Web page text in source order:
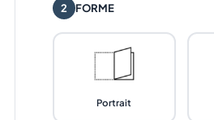
2 FORME
Portrait